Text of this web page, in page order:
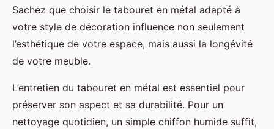
Sachez que choisir le tabouret en métal adapté à
votre style de décoration influence non seulement
l’esthétique de votre espace, mais aussi la longévité
de votre meuble.
L’entretien du tabouret en métal est essentiel pour
préserver son aspect et sa durabilité. Pour un
nettoyage quotidien, un simple chiffon humide suffit,